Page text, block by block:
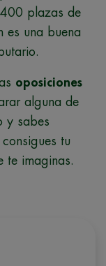
plazas de
es una buena
oposiciones
alguna de
y sabes
tu
te imaginas.